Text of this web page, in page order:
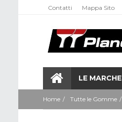
Contatti Mappa Sito
LE MARCHE
Home Tutte le Gomme